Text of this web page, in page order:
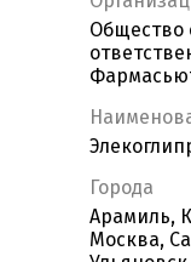
Общество
Города
Арамиль,
Москва,